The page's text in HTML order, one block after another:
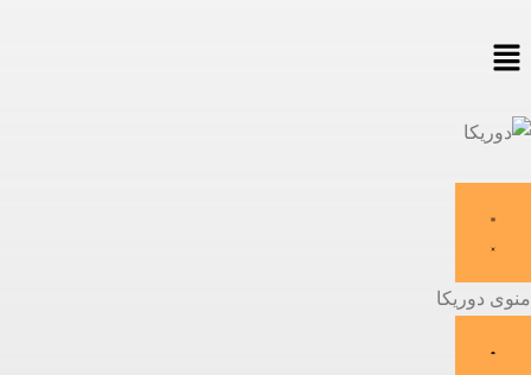
منوی دوریکا